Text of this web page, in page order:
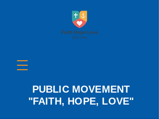
PUBLIC MOVEMENT
"FAITH, HOPE, LOVE"